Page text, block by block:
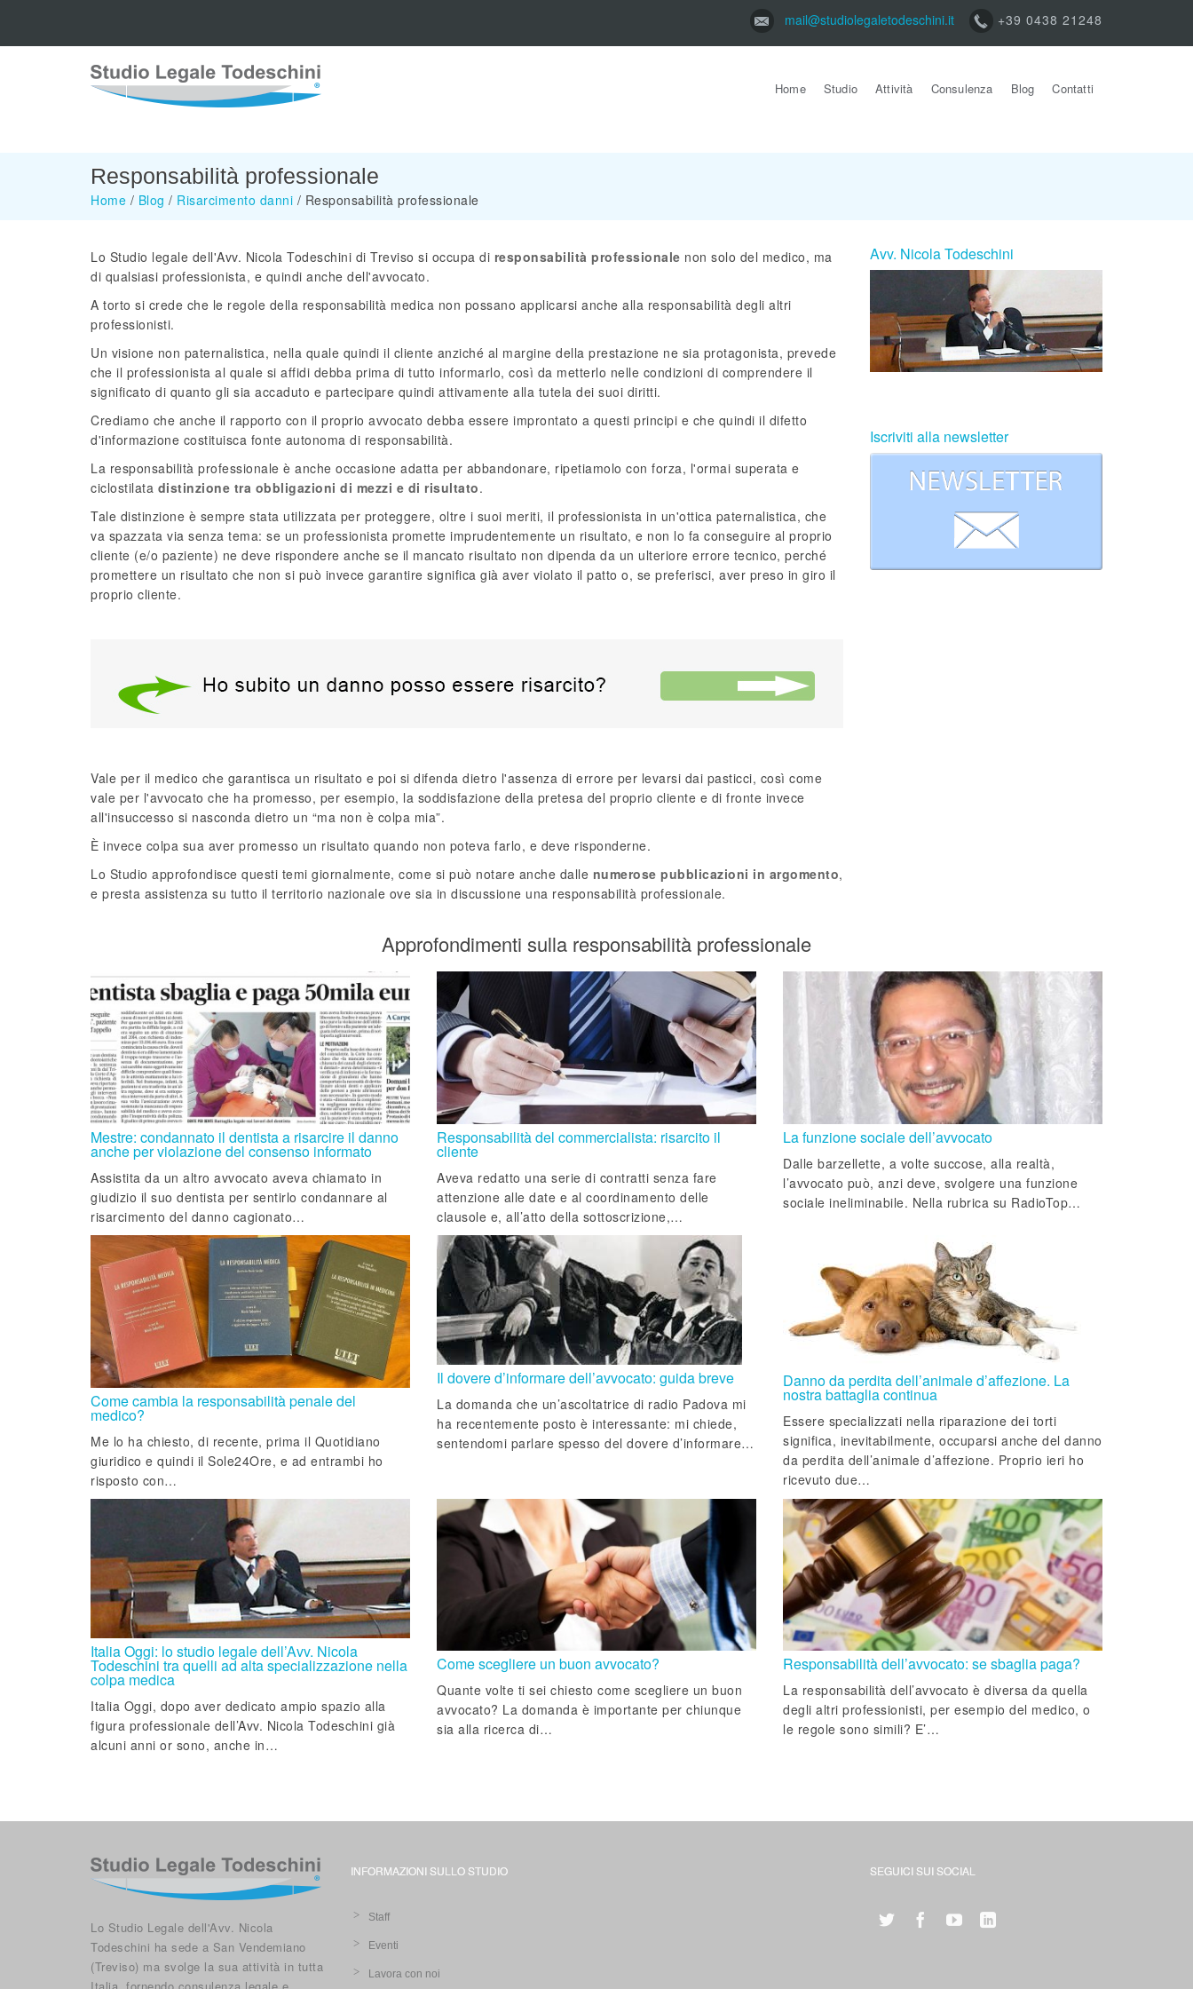
mail@studiolegaletodeschini.it +39 0438 21248
Home Studio Attività Consulenza Blog Contatti
Responsabilità professionale
Home / Blog / Risarcimento danni / Responsabilità professionale
Lo Studio legale dell'Avv. Nicola Todeschini di Treviso si occupa di responsabilità professionale non solo del medico, ma
di qualsiasi professionista, e quindi anche dell'avvocato.
A torto si crede che le regole della responsabilità medica non possano applicarsi anche alla responsabilità degli altri
professionisti.
Un visione non paternalistica, nella quale quindi il cliente anziché al margine della prestazione ne sia protagonista, prevede
che il professionista al quale si affidi debba prima di tutto informarlo, così da metterlo nelle condizioni di comprendere il
significato di quanto gli sia accaduto e partecipare quindi attivamente alla tutela dei suoi diritti.
Crediamo che anche il rapporto con il proprio avvocato debba essere improntato a questi principi e che quindi il difetto
d'informazione costituisca fonte autonoma di responsabilità.
La responsabilità professionale è anche occasione adatta per abbandonare, ripetiamolo con forza, l'ormai superata e
ciclostilata distinzione tra obbligazioni di mezzi e di risultato.
Tale distinzione è sempre stata utilizzata per proteggere, oltre i suoi meriti, il professionista in un'ottica paternalistica, che
va spazzata via senza tema: se un professionista promette imprudentemente un risultato, e non lo fa conseguire al proprio
cliente (e/o paziente) ne deve rispondere anche se il mancato risultato non dipenda da un ulteriore errore tecnico, perché
promettere un risultato che non si può invece garantire significa già aver violato il patto o, se preferisci, aver preso in giro il
proprio cliente.
Vale per il medico che garantisca un risultato e poi si difenda dietro l'assenza di errore per levarsi dai pasticci, così come
vale per l'avvocato che ha promesso, per esempio, la soddisfazione della pretesa del proprio cliente e di fronte invece
all'insuccesso si nasconda dietro un “ma non è colpa mia”.
È invece colpa sua aver promesso un risultato quando non poteva farlo, e deve risponderne.
Lo Studio approfondisce questi temi giornalmente, come si può notare anche dalle numerose pubblicazioni in argomento,
e presta assistenza su tutto il territorio nazionale ove sia in discussione una responsabilità professionale.
Avv. Nicola Todeschini
Iscriviti alla newsletter
Approfondimenti sulla responsabilità professionale
Mestre: condannato il dentista a risarcire il danno
anche per violazione del consenso informato
Assistita da un altro avvocato aveva chiamato in
giudizio il suo dentista per sentirlo condannare al
risarcimento del danno cagionato…
Responsabilità del commercialista: risarcito il
cliente
Aveva redatto una serie di contratti senza fare
attenzione alle date e al coordinamento delle
clausole e, all’atto della sottoscrizione,…
La funzione sociale dell’avvocato
Dalle barzellette, a volte succose, alla realtà,
l’avvocato può, anzi deve, svolgere una funzione
sociale ineliminabile. Nella rubrica su RadioTop…
Come cambia la responsabilità penale del
medico?
Me lo ha chiesto, di recente, prima il Quotidiano
giuridico e quindi il Sole24Ore, e ad entrambi ho
risposto con…
Il dovere d’informare dell’avvocato: guida breve
La domanda che un’ascoltatrice di radio Padova mi
ha recentemente posto è interessante: mi chiede,
sentendomi parlare spesso del dovere d’informare…
Danno da perdita dell’animale d’affezione. La
nostra battaglia continua
Essere specializzati nella riparazione dei torti
significa, inevitabilmente, occuparsi anche del danno
da perdita dell’animale d’affezione. Proprio ieri ho
ricevuto due…
Italia Oggi: lo studio legale dell’Avv. Nicola
Todeschini tra quelli ad alta specializzazione nella
colpa medica
Italia Oggi, dopo aver dedicato ampio spazio alla
figura professionale dell’Avv. Nicola Todeschini già
alcuni anni or sono, anche in…
Come scegliere un buon avvocato?
Quante volte ti sei chiesto come scegliere un buon
avvocato? La domanda è importante per chiunque
sia alla ricerca di…
Responsabilità dell’avvocato: se sbaglia paga?
La responsabilità dell’avvocato è diversa da quella
degli altri professionisti, per esempio del medico, o
le regole sono simili? E’…
Lo Studio Legale dell'Avv. Nicola
Todeschini ha sede a San Vendemiano
(Treviso) ma svolge la sua attività in tutta
INFORMAZIONI SULLO STUDIO
Staff
Eventi
Lavora con noi
SEGUICI SUI SOCIAL